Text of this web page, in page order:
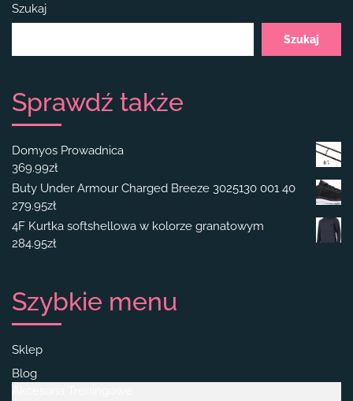
Szukaj
Szukaj
Sprawdź także
Domyos Prowadnica
369.99zł
Buty Under Armour Charged Breeze 3025130 001 40
279.95zł
4F Kurtka softshellowa w kolorze granatowym
284.95zł
Szybkie menu
Sklep
Blog